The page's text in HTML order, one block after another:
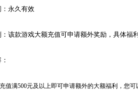
永久有效
该款游戏大额充值可申请额外奖励，具体福
值满500元及以上即可申请额外的大额福利，您